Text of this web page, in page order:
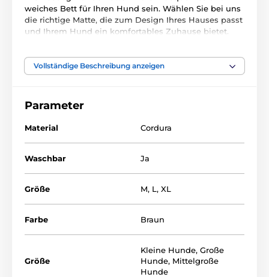
weiches Bett für Ihren Hund sein. Wählen Sie bei uns
die richtige Matte, die zum Design Ihres Hauses passt
und Ihrem Hund ein komfortables Zuhause bietet.
Freundes leicht widerstehen kann. Der abnehmbare
Bezug lässt sich mit den Reißverschlüssen leicht
bei 30° C in der Waschmaschine waschen
Innenseite der Matte ist mit weichem Schaumstoff
ausgekleidet und bietet Ihrem Haustier einen ruhigen
und bequemen Platz zum Ausruhen und Faulenzen.
Vollständige Beschreibung anzeigen
Parameter
Material Cordura
Waschbar Ja
Größe M, L, XL
Farbe Braun
Größe
Kleine Hunde, Große
Hunde, Mittelgroße
Hunde